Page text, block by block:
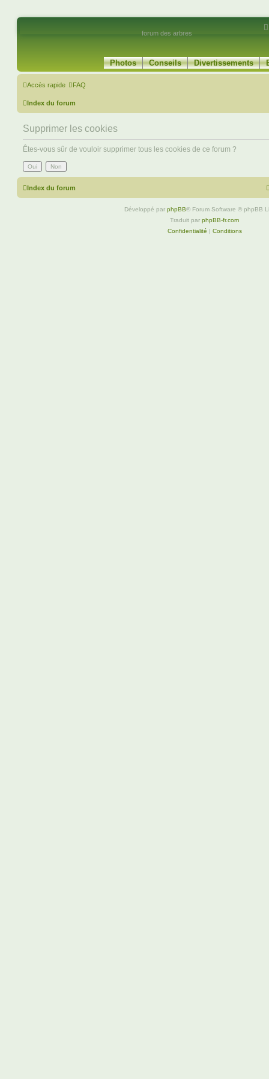
forum des arbres
Photos Conseils Divertissements
Accès rapide FAQ
Index du forum
Supprimer les cookies
Êtes-vous sûr de vouloir supprimer tous les cookies de ce forum ?
Index du forum
Développé par phpBB® Forum Software © phpBB
Traduit par phpBB-fr.com
Confidentialité | Conditions